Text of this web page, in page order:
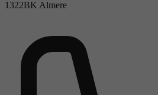
1322BK Almere